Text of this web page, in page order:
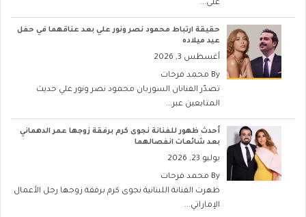
على...
حقيقة ارتباط محمود نصر ونور علي بعد عناقهما في حفل
عيد ميلاده
أغسطس 3, 2026
By محمد فرحات
تصدّر الفنانان السوريان محمود نصر ونور علي حديث
المتابعين عبر...
أحدث ظهور للفنانة نجوى كرم برفقة زوجها عمر الدهماني
بعد شائعات انفصالهما
يوليو 23, 2026
By محمد فرحات
ظهرت الفنانة اللبنانية نجوى كرم برفقة زوجها رجل الأعمال
الإماراتي...